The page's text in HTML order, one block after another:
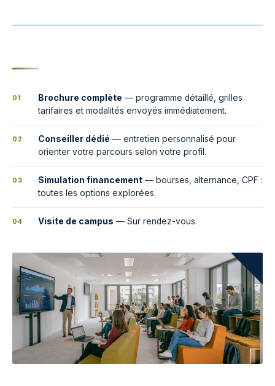
01 Brochure complète — programme détaillé, grilles
tarifaires et modalités envoyés immédiatement.
02 Conseiller dédié — entretien personnalisé pour
orienter votre parcours selon votre profil.
03 Simulation financement — bourses, alternance, CPF :
toutes les options explorées.
04 Visite de campus — Sur rendez-vous.